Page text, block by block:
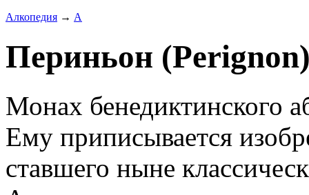
Алкопедия → А
Периньон
Монах бенедиктинского
Ему приписывается
ставшего ныне